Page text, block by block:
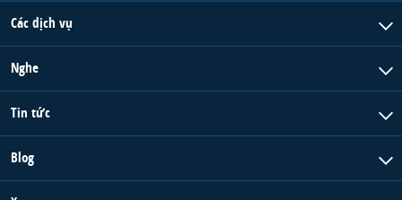
Các dịch vụ
Nghe
Tin tức
Blog